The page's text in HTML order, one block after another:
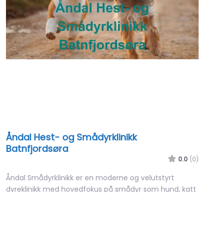
Åndal Hest- og Smådyrklinikk
Batnfjordsøra
0.0 (0)
Åndal Smådyrklinikk er en moderne og velutstyrt
dyreklinikk med hovedfokus på smådyr som hund, katt